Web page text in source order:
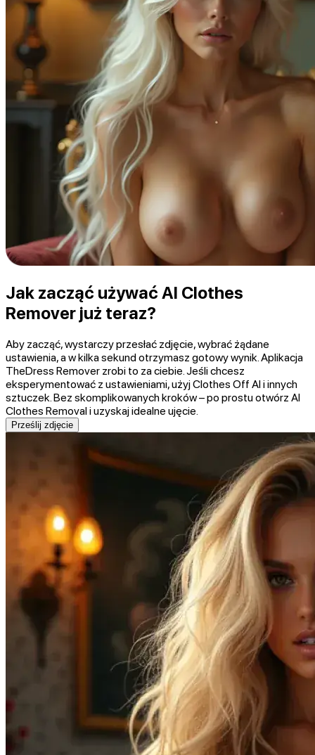
Jak zacząć używać AI Clothes
Remover już teraz?
Aby zacząć, wystarczy przesłać zdjęcie, wybrać żądane
ustawienia, a w kilka sekund otrzymasz gotowy wynik. Aplikacja
TheDress Remover zrobi to za ciebie. Jeśli chcesz
eksperymentować z ustawieniami, użyj Clothes Off AI i innych
sztuczek. Bez skomplikowanych kroków – po prostu otwórz AI
Clothes Removal i uzyskaj idealne ujęcie.
Prześlij zdjęcie